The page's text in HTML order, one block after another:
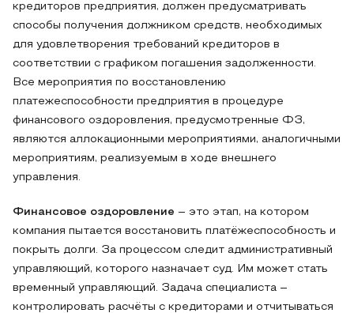
кредиторов предприятия, должен предусматривать
способы получения должником средств, необходимых
для удовлетворения требований кредиторов в
соответствии с графиком погашения задолженности.
Все мероприятия по восстановлению
платежеспособности предприятия в процедуре
финансового оздоровления, предусмотренные ФЗ,
являются аллокационными мероприятиями, аналогичными
мероприятиям, реализуемым в ходе внешнего
управления.
Финансовое оздоровление – это этап, на котором
компания пытается восстановить платёжеспособность и
покрыть долги. За процессом следит административный
управляющий, которого назначает суд. Им может стать
временный управляющий. Задача специалиста –
контролировать расчёты с кредиторами и отчитываться